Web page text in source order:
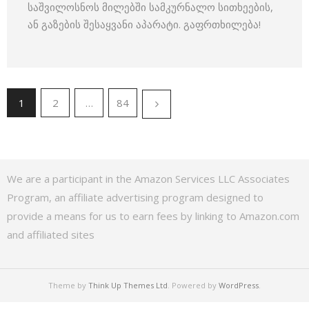
საშვილოსნოს მილებში სამკურნალო სითხეების,
ან გაზების შესაყვანი აპარატი. გაფრთხილება!
1 2 … 84
We are a participant in the Amazon Services LLC Associates
Program, an affiliate advertising program designed to
provide a means for us to earn fees by linking to Amazon.com
and affiliated sites
Theme by Think Up Themes Ltd. Powered by WordPress.